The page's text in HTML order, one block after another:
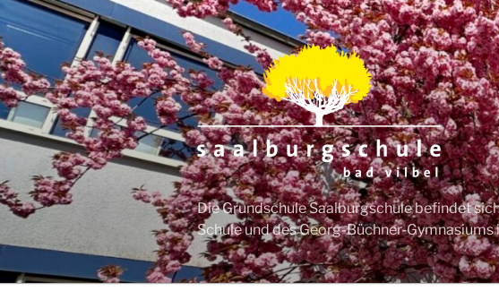
Zum
Inhalt
springen
Die Grundschule Saalburgschule befindet
Schule und des Georg-Büchner-